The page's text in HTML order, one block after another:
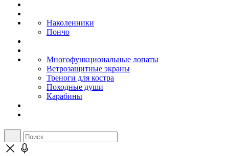
Наколенники
Пончо
Многофункциональные лопаты
Ветрозащитные экраны
Треноги для костра
Походные души
Карабины